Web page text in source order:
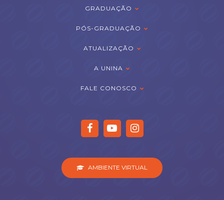
GRADUAÇÃO
PÓS-GRADUAÇÃO
ATUALIZAÇÃO
A UNINA
FALE CONOSCO
AMBIENTE VIRTUAL